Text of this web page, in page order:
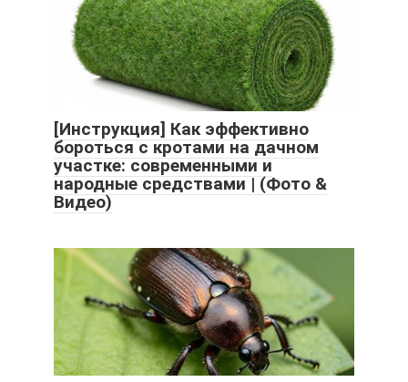
[Инструкция] Как эффективно
бороться с кротами на дачном
участке: современными и
народные средствами | (Фото &
Видео)